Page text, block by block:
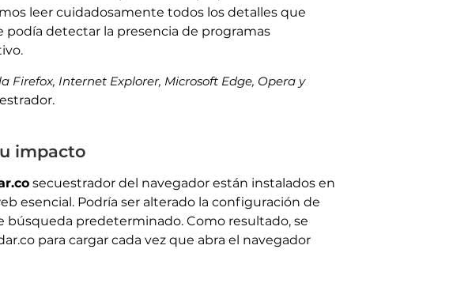
leer cuidadosamente todos los detalles que
podía detectar la presencia de programas
Firefox, Internet Explorer, Microsoft Edge, Opera y
impacto
secuestrador del navegador están instalados en
esencial. Podría ser alterado la configuración de
predeterminado. Como resultado, se
para cargar cada vez que abra el navegador